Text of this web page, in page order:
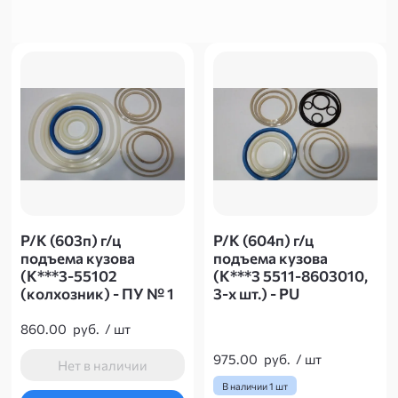
Р/К (603п) г/ц
подъема кузова
(К***3-55102
(колхозник) - ПУ № 1
860.00 руб. / шт
Нет в наличии
Р/К (604п) г/ц
подъема кузова
(К***3 5511-8603010,
3-х шт.) - PU
В наличии1 шт
975.00 руб. / шт